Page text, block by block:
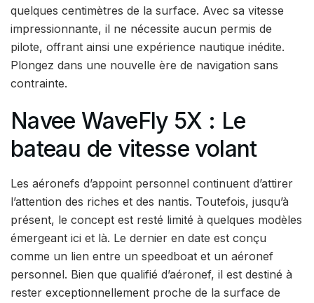
quelques centimètres de la surface. Avec sa vitesse
impressionnante, il ne nécessite aucun permis de
pilote, offrant ainsi une expérience nautique inédite.
Plongez dans une nouvelle ère de navigation sans
contrainte.
Navee WaveFly 5X : Le
bateau de vitesse volant
Les aéronefs d’appoint personnel continuent d’attirer
l’attention des riches et des nantis. Toutefois, jusqu’à
présent, le concept est resté limité à quelques modèles
émergeant ici et là. Le dernier en date est conçu
comme un lien entre un speedboat et un aéronef
personnel. Bien que qualifié d’aéronef, il est destiné à
rester exceptionnellement proche de la surface de